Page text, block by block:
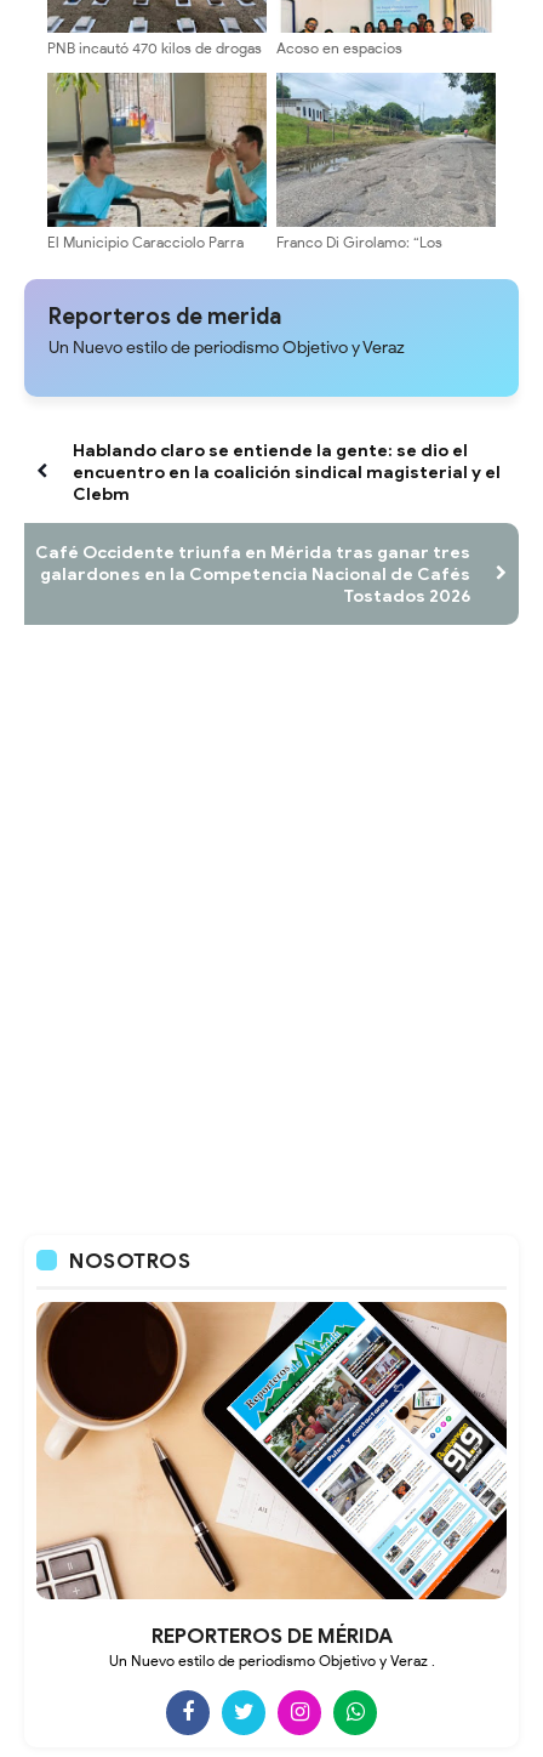
PNB incautó 470 kilos de drogas
Acoso en espacios
Facijup-ULA
El Municipio Caracciolo Parra
quienes más lo necesitan
Franco Di Girolamo: “Los
inmediatas al problema
Reporteros de merida
Un Nuevo estilo de periodismo Objetivo y Veraz
Hablando claro se entiende la gente: se dio el
encuentro en la coalición sindical magisterial y el
Clebm
Café Occidente triunfa en Mérida tras ganar tres
galardones en la Competencia Nacional de Cafés
Tostados 2026
NOSOTROS
REPORTEROS DE MÉRIDA
Un Nuevo estilo de periodismo Objetivo y Veraz .